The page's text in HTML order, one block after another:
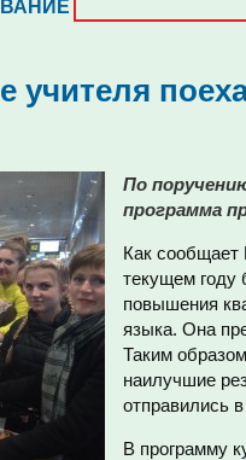
учителя
По
программа
Как сообщает
текущем году
повышения
языка. Она
Таким
наилучшие
отправились
В программу